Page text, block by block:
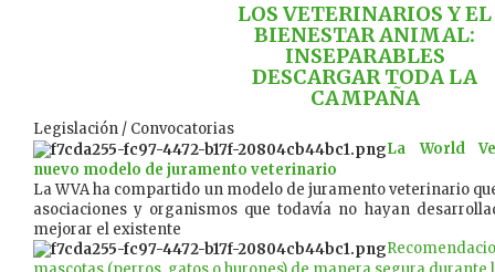
LOS VETERINARIOS Y EL
BIENESTAR ANIMAL:
INSEPARABLES
DESCARGAR TODA LA
CAMPAÑA
Legislación / Convocatorias
La World
nuevo modelo de juramento veterinario
La WVA ha compartido un modelo de juramento veterinario
asociaciones y organismos que todavía no hayan
mejorar el existente